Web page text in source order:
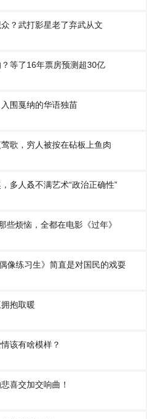
？武打影星老了弃武从文
等了16年票房预测超30亿
围戛纳的华语独苗
歌，穷人被按在砧板上鱼肉
多人叒不满艺术“政治正确性”
些烦恼，全都在电影《过年》
像练习生》简直是对国民的戏耍
抱取暖
该有啥模样？
喜交加交响曲！